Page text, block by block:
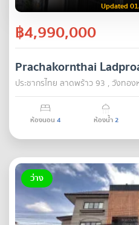
Updated
฿4,990,000
Prachakornthai
ประชากรไทย ลาดพร้าว 93 , วังทอ
ห้องนอน 4 ห้องน้ำ2
ว่าง